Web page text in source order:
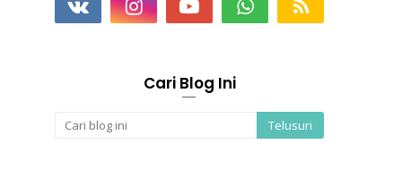
Cari Blog Ini